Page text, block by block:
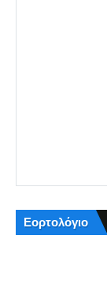
Εορτολόγιο